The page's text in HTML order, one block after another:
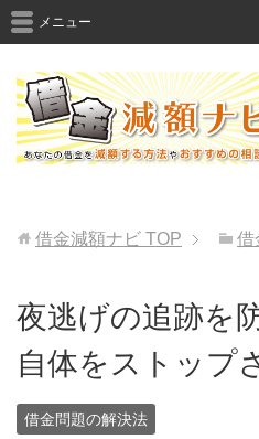
メニュー
借金減額ナビ TOP 借
夜逃げの追跡を
自体をストップ
借金問題の解決法